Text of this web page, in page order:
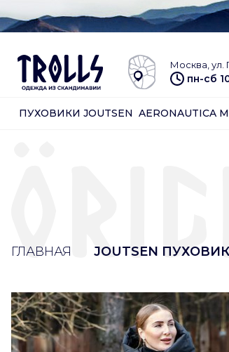
Москва, ул.
пн-сб
ПУХОВИКИ JOUTSEN AERONAUTICA
ГЛАВНАЯ JOUTSEN